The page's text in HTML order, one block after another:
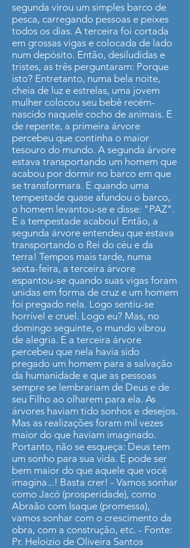
segunda virou um simples barco de
pesca, carregando pessoas e peixes
todos os dias. A terceira foi cortada
em grossas vigas e colocada de lado
num depósito. Então, desiludidas e
tristes, as três perguntaram: Porque
isto? Entretanto, numa bela noite,
cheia de luz e estrelas, uma jovem
mulher colocou seu bebê recém-
nascido naquele cocho de animais. E
de repente, a primeira árvore
percebeu que continha o maior
tesouro do mundo. A segunda árvore
estava transportando um homem que
acabou por dormir no barco em que
se transformara. E quando uma
tempestade quase afundou o barco,
o homem levantou-se e disse: "PAZ".
E a tempestade acabou! Então, a
segunda árvore entendeu que estava
transportando o Rei do céu e da
terra! Tempos mais tarde, numa
sexta-feira, a terceira árvore
espantou-se quando suas vigas foram
unidas em forma de cruz e um homem
foi pregado nela. Logo sentiu-se
horrível e cruel. Logo eu? Mas, no
domingo seguinte, o mundo vibrou
de alegria. E a terceira árvore
percebeu que nela havia sido
pregado um homem para a salvação
da humanidade e que as pessoas
sempre se lembrariam de Deus e de
seu Filho ao olharem para ela. As
árvores haviam tido sonhos e desejos.
Mas as realizações foram mil vezes
maior do que haviam imaginado.
Portanto, não se esqueça: Deus tem
um sonho para sua vida. E pode ser
bem maior do que aquele que você
imagina...! Basta crer! - Vamos sonhar
como Jacó (prosperidade), como
Abraão com Isaque (promessa),
vamos sonhar com o crescimento da
obra, com a construção, etc. - Fonte:
Pr. Heloizio de Oliveira Santos